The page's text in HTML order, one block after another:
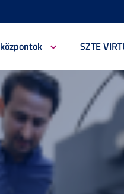
SZTE